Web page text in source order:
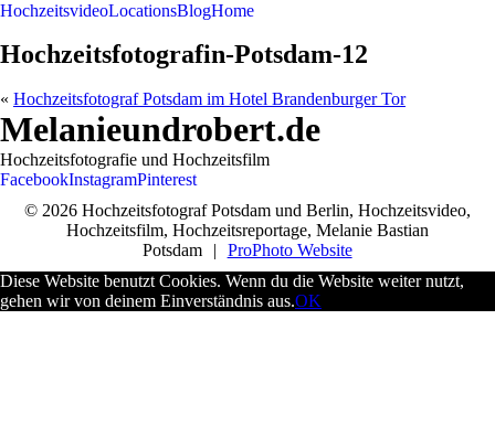
HochzeitsvideoLocationsBlogHome
Hochzeitsfotografin-Potsdam-12
« Hochzeitsfotograf Potsdam im Hotel Brandenburger Tor
Melanieundrobert.de
Hochzeitsfotografie und Hochzeitsfilm
FacebookInstagramPinterest
© 2026 Hochzeitsfotograf Potsdam und Berlin, Hochzeitsvideo,
Hochzeitsfilm, Hochzeitsreportage, Melanie Bastian
Potsdam
|
ProPhoto Website
Diese Website benutzt Cookies. Wenn du die Website weiter nutzt,
gehen wir von deinem Einverständnis aus.OK